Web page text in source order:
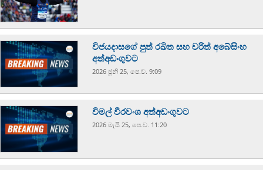
විජයදාසගේ පුත් රඛිත සහ චරිත් අබේසිංහ
අත්අඩංගුවට
2026 ජූනි 25, පෙ.ව. 9:09
විමල් වීරවංශ අත්අඩංගුවට
2026 මැයි 25, පෙ.ව. 11:20